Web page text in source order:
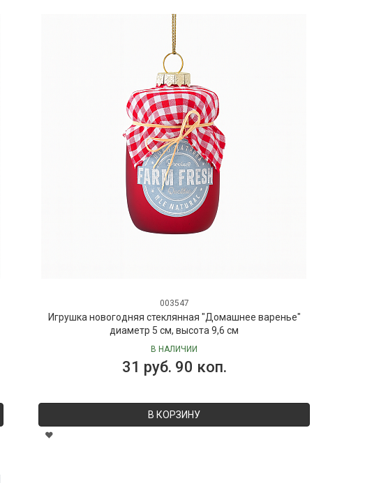
003547
Игрушка новогодняя стеклянная "Домашнее варенье"
диаметр 5 см, высота 9,6 см
В НАЛИЧИИ
31 руб. 90 коп.
В КОРЗИНУ